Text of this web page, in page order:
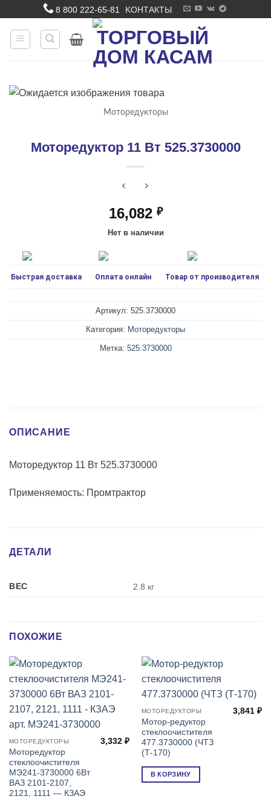
content
8 800 222-65-81 KОНТАКТЫ
Моторедукторы
Моторедуктор 11 Вт 525.3730000
16,082 ₽
Нет в наличии
Быстрая доставка Оплата онлайн Товар от производителя
Артикул: 525.3730000
Категория: Моторедукторы
Метка: 525.3730000
ОПИСАНИЕ
Моторедуктор 11 Вт 525.3730000
Применяемость: Промтрактор
ДЕТАЛИ
ВЕС 2.8 кг
ПОХОЖИЕ
МОТОРЕДУКТОРЫ
Моторедуктор
стеклоочистителя
МЭ241-3730000 6Вт
ВАЗ 2101-2107,
2121, 1111 — КЗАЭ
3,332₽
МОТОРЕДУКТОРЫ
Мотор-редуктор
стеклоочистителя
477.3730000 (ЧТЗ
(Т-170)
3,841₽
В КОРЗИНУ